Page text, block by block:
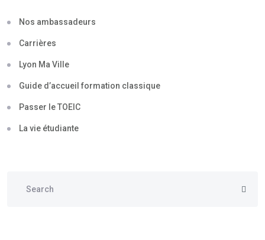
Nos ambassadeurs
Carrières
Lyon Ma Ville
Guide d’accueil formation classique
Passer le TOEIC
La vie étudiante